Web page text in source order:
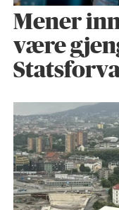
Mener
være